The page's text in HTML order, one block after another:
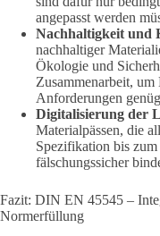
angepasst werden
Nachhaltigkeit und
nachhaltiger
Ökologie und
Zusammenarbeit,
Anforderungen
Digitalisierung der
Materialpässen, die
Spezifikation bis
fälschungssicher
Fazit: DIN EN 45545 –
Normerfüllung